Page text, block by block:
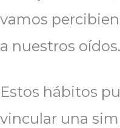
vamos
a nuestros oídos.
Estos hábitos
vincular una